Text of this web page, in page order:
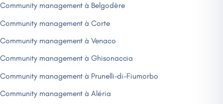
Community management à Belgodère
Community management à Corte
Community management à Venaco
Community management à Ghisonaccia
Community management à Prunelli-di-Fiumorbo
Community management à Aléria